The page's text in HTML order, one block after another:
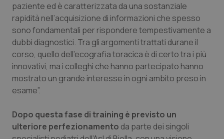
Rene & patologie urogenitali
Salute orale & impianti
Sangue & coagulazione
Tiroide
Tumore al seno
paziente ed è caratterizzata da una sostanziale
rapidità nell’acquisizione di informazioni che spesso
sono fondamentali per rispondere tempestivamente a
dubbi diagnostici. Tra gli argomenti trattati durane il
corso, quello dell’ecografia toracica è di certo tra i più
innovativi, ma i colleghi che hanno partecipato hanno
mostrato un grande interesse in ogni ambito preso in
esame”.
Dopo questa fase di training è previsto un
ulteriore perfezionamento da parte dei singoli